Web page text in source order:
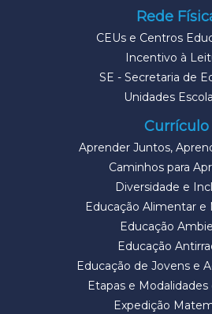
Rede
CEUs e Centros
Incentivo à
SE - Secretaria de
Unidades
Currículo
Aprender Juntos,
Caminhos para
Diversidade e
Educação Alimentar e
Educação
Educação
Educação de Jovens e
Etapas e Modalidades
Expedição